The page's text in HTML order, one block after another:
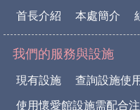
首長介紹 本處簡介
我們的服務與設施
現有設施 查詢設施使
使用懷愛館設施需配合